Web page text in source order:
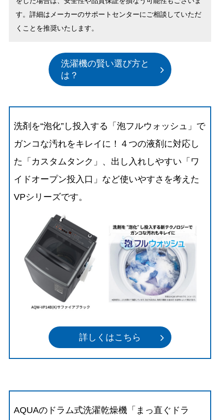
す。詳細はメーカーのサポートセンターにご相談していただ
くことを推奨いたします。
洗濯機の賢い選び方と
は？
洗剤を“泡化”し投入する「泡フルウォッシュ」で
ガンコな汚れをキレイに！４つの液剤に対応し
た「カスタムタンク」、出し入れしやすい「ワ
イドオープン投入口」など使いやすさを考えた
VPシリーズです。
詳しくはこちら
AQUAのドラム式洗濯乾燥機「まっ直ぐドラ